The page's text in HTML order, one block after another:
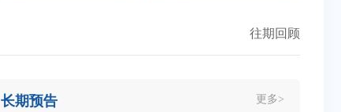
往期回顾
长期预告 更多>